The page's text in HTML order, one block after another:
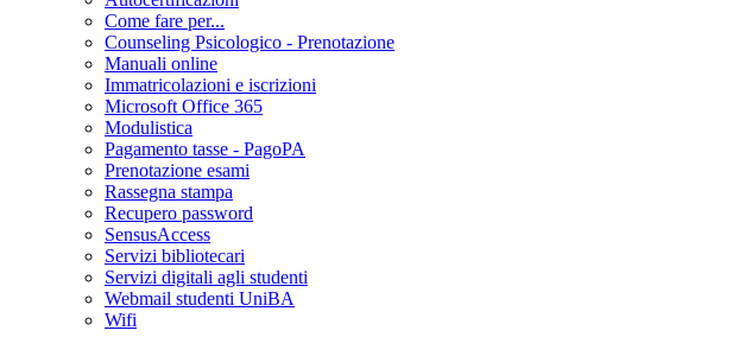
Come fare per...
Counseling Psicologico - Prenotazione
Manuali online
Immatricolazioni e iscrizioni
Microsoft Office 365
Modulistica
Pagamento tasse - PagoPA
Prenotazione esami
Rassegna stampa
Recupero password
SensusAccess
Servizi bibliotecari
Servizi digitali agli studenti
Webmail studenti UniBA
Wifi